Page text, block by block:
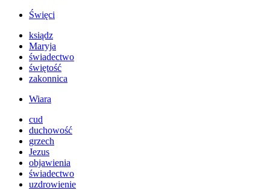
Święci
ksiądz
Maryja
świadectwo
świętość
zakonnica
Wiara
cud
duchowość
grzech
Jezus
objawienia
świadectwo
uzdrowienie